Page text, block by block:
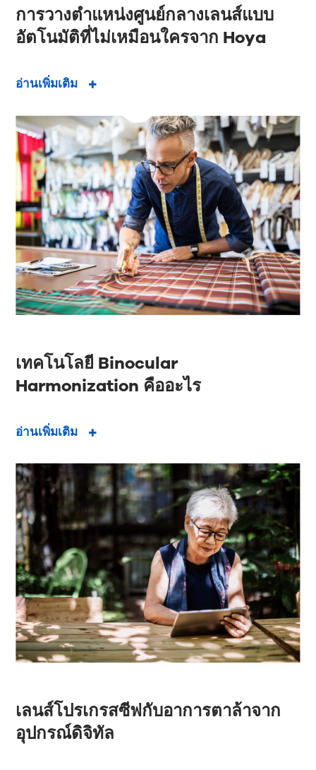
การวางตำแหน่งศูนย์กลางเลนส์แบบ
อัตโนมัติที่ไม่เหมือนใครจาก Hoya
อ่านเพิ่มเติม
เทคโนโลยี Binocular
Harmonization คืออะไร
อ่านเพิ่มเติม
เลนส์โปรเกรสซีฟกับอาการตาล้าจาก
อุปกรณ์ดิจิทัล